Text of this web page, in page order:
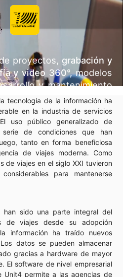
proyectos, grabación y
y video 360°,modelos
y mantenimiento
tecnología de la información ha
en la industria de servicios
uso público generalizado de
de condiciones que han
tanto en forma beneficiosa
de viajes moderna. Como
de viajes en el siglo XXI tuvieron
para mantenerse
han sido una parte integral del
de viajes desde su adopción
información ha traído nuevos
datos se pueden almacenar
gracias a hardware de mayor
El software de nivel empresarial
Unit4 permite a las agencias de